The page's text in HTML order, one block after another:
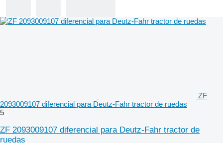
ZF
2093009107 diferencial para Deutz-Fahr tractor de ruedas
5
ZF 2093009107 diferencial para Deutz-Fahr tractor de
ruedas